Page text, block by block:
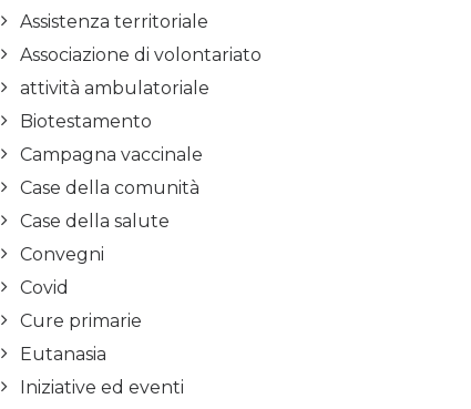
Assistenza territoriale
Associazione di volontariato
attività ambulatoriale
Biotestamento
Campagna vaccinale
Case della comunità
Case della salute
Convegni
Covid
Cure primarie
Eutanasia
Iniziative ed eventi